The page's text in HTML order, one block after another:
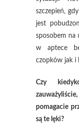
szczepień,
jest
sposobem na
w aptece
czopków jak i
Czy
pomagacie
są te lęki?